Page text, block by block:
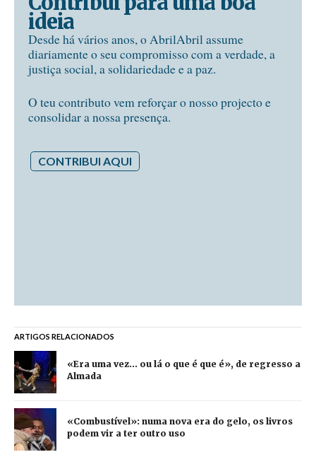
ideia
Desde há vários anos, o AbrilAbril assume
diariamente o seu compromisso com a verdade, a
justiça social, a solidariedade e a paz.
O teu contributo vem reforçar o nosso projecto e
consolidar a nossa presença.
CONTRIBUI AQUI
ARTIGOS RELACIONADOS
«Era uma vez... ou lá o que é que é», de regresso a
Almada
«Combustível»: numa nova era do gelo, os livros
podem vir a ter outro uso